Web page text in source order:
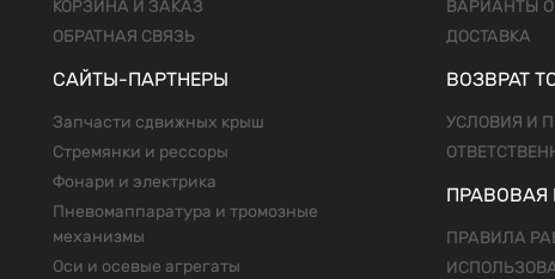
КОРЗИНА И ЗАКАЗ
ОБРАТНАЯ СВЯЗЬ
САЙТЫ-ПАРТНЕРЫ
Запчасти сдвижных крыш
Стремянки и рессоры
Фонари и электрика
Пневомаппаратура и тромозные
механизмы
Оси и осевые агрегаты
ВАРИАНТЫ
ДОСТАВКА
ВОЗВРАТ
УСЛОВИЯ И
ПРАВИЛА